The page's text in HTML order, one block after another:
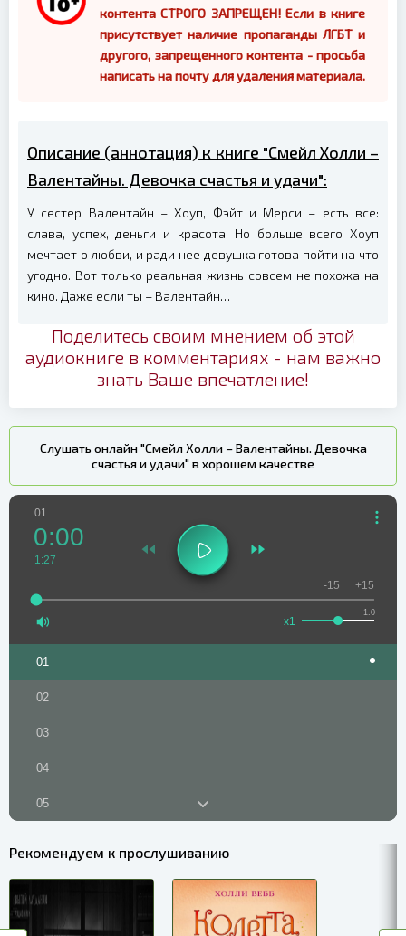
контента СТРОГО ЗАПРЕЩЕН! Если в книге
присутствует наличие пропаганды ЛГБТ и
другого, запрещенного контента - просьба
написать на почту для удаления материала.
Описание (аннотация) к книге "Смейл Холли –
Валентайны. Девочка счастья и удачи":
У сестер Валентайн – Хоуп, Фэйт и Мерси – есть все:
слава, успех, деньги и красота. Но больше всего Хоуп
мечтает о любви, и ради нее девушка готова пойти на что
угодно. Вот только реальная жизнь совсем не похожа на
кино. Даже если ты – Валентайн…
Поделитесь своим мнением об этой
аудиокниге в комментариях - нам важно
знать Ваше впечатление!
Слушать онлайн "Смейл Холли – Валентайны. Девочка
счастья и удачи" в хорошем качестве
01
0:00
1:27
1.0
x1
-15 +15
01
02
03
04
05
08
Рекомендуем к прослушиванию